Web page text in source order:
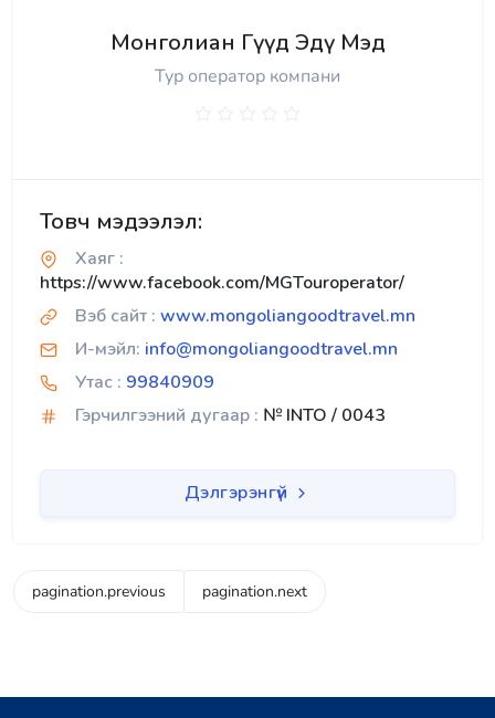
Монголиан Гүүд Эдү Мэд
Тур оператор компани
Товч мэдээлэл:
Хаяг :
https://www.facebook.com/MGTouroperator/
Вэб сайт : www.mongoliangoodtravel.mn
И-мэйл: info@mongoliangoodtravel.mn
Утас : 99840909
Гэрчилгээний дугаар : № INTO / 0043
Дэлгэрэнгүй
pagination.previous pagination.next